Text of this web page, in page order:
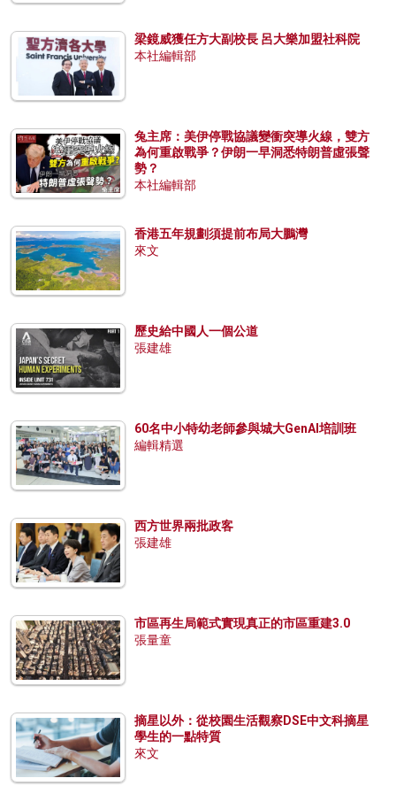
梁鏡威獲任方大副校長 呂大樂加盟社科院
本社編輯部
兔主席：美伊停戰協議變衝突導火線，雙方
為何重啟戰爭？伊朗一早洞悉特朗普虛張聲
勢？
本社編輯部
香港五年規劃須提前布局大鵬灣
來文
歷史給中國人一個公道
張建雄
60名中小特幼老師參與城大GenAI培訓班
編輯精選
西方世界兩批政客
張建雄
市區再生局範式實現真正的市區重建3.0
張量童
摘星以外：從校園生活觀察DSE中文科摘星
學生的一點特質
來文